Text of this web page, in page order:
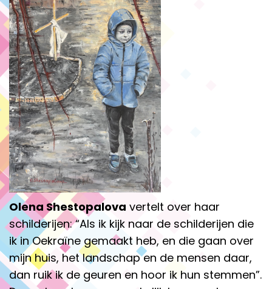
Olena Shestopalova vertelt over haar
schilderijen: “Als ik kijk naar de schilderijen die
ik in Oekraïne gemaakt heb, en die gaan over
mijn huis, het landschap en de mensen daar,
dan ruik ik de geuren en hoor ik hun stemmen”.